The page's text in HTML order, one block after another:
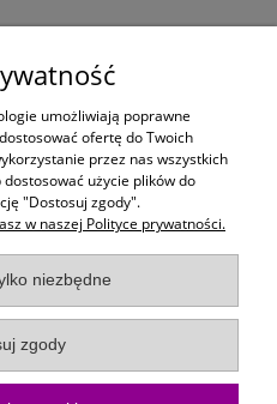
konto
i dostawa
umożliwiają poprawne
ofertę do Twoich
przez nas wszystkich
użycie plików do
"Dostosuj zgody".
w naszej Polityce prywatności.
niezbędne
zgody